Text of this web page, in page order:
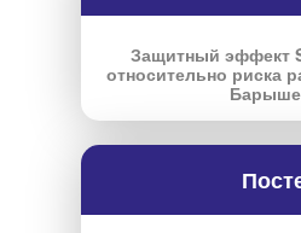
Защитный эффект
относительно риска